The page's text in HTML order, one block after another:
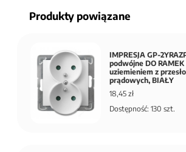
Produkty powiązane
IMPRESJA GP-
podwójne DO RAMEK
uziemieniem z
prądowych, BIAŁY
18,45 zł
Dostępność: 130 szt.